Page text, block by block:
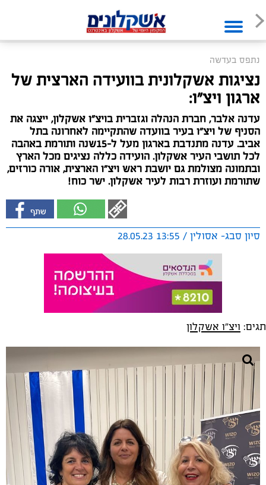
נתפס בעדשה
נציגות אשקלונית בוועידה הארצית של
ארגון ויצ״ו:
עדנה אלבר, חברת הנהלה וגזברית בויצ"ו אשקלון, ייצגה את
הסניף של ויצ״ו בעיר בוועדה שהתקיימה לאחרונה בתל
אביב. עדנה מתנדבת בארגון מעל ל-15שנה ותורמת באהבה
לכל תושבי העיר אשקלון. הועידה כללה נציגים מכל הארץ
ובתמונה מצולמת גם יושבת ראש ויצ״ו הארצית, אורה כורזים,
שתורמת ועוזרת רבות לעיר אשקלון. ישר כוח!
סיון סבג- אסולין / 13:55 28.05.23
תגים: ויצ"ו אשקלון